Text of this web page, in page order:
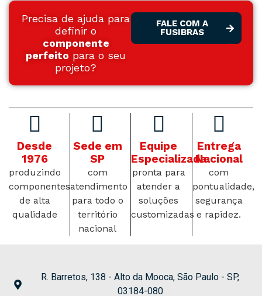
Precisa de ajuda para
definir o
componente
perfeito para o seu
projeto?
FALE COM A
FUSIBRAS
Desde
1976
produzindo
componentes
de alta
qualidade
Sede em
SP
com
atendimento
para todo o
território
nacional
Equipe
Especializada
pronta para
atender a
soluções
customizadas
Entrega
Nacional
com
pontualidade,
segurança
e rapidez.
R. Barretos, 138 - Alto da Mooca, São Paulo - SP,
03184-080